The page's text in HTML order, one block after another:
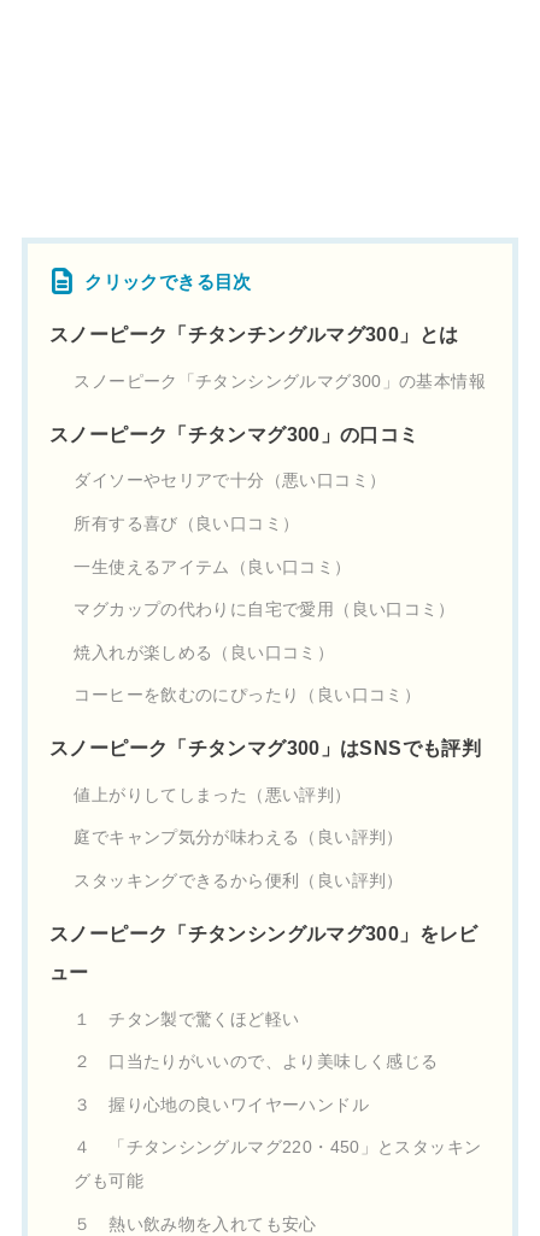
クリックできる目次
スノーピーク「チタンチングルマグ300」とは
スノーピーク「チタンシングルマグ300」の基本情報
スノーピーク「チタンマグ300」の口コミ
ダイソーやセリアで十分（悪い口コミ）
所有する喜び（良い口コミ）
一生使えるアイテム（良い口コミ）
マグカップの代わりに自宅で愛用（良い口コミ）
焼入れが楽しめる（良い口コミ）
コーヒーを飲むのにぴったり（良い口コミ）
スノーピーク「チタンマグ300」はSNSでも評判
値上がりしてしまった（悪い評判）
庭でキャンプ気分が味わえる（良い評判）
スタッキングできるから便利（良い評判）
スノーピーク「チタンシングルマグ300」をレビ
ュー
１ チタン製で驚くほど軽い
２ 口当たりがいいので、より美味しく感じる
３ 握り心地の良いワイヤーハンドル
４ 「チタンシングルマグ220・450」とスタッキン
グも可能
５ 熱い飲み物を入れても安心